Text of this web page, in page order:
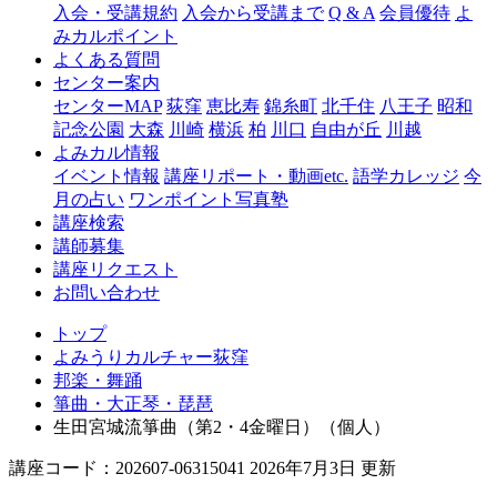
ャ
窪
入会・受講規約 入会から受講まで Q & A 会員優待 よ
みカルポイント
よくある質問
センター案内
センターMAP 荻窪 恵比寿 錦糸町 北千住 八王子 昭和
記念公園 大森 川崎 横浜 柏 川口 自由が丘 川越
よみカル情報
イベント情報 講座リポート・動画etc. 語学カレッジ 今
月の占い ワンポイント写真塾
講座検索
講師募集
講座リクエスト
お問い合わせ
トップ
よみうりカルチャー荻窪
邦楽・舞踊
箏曲・大正琴・琵琶
生田宮城流箏曲（第2・4金曜日）（個人）
講座コード：202607-06315041 2026年7月3日 更新